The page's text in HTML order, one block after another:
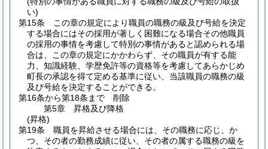
い)
第15条
この章の規定により職員の職務の級及び号給を決定
する場合にはその採用が著しく困難になる場合その他職員
の採用の事情を考慮して特別の事情があると認められる場
合は、この章の規定にかかわらず、その職員が有する能
力、知識経験、学歴免許等の資格等を考慮してあらかじめ
町長の承認を得て定める基準に従い、当該職員の職務の級
及び号給を決定することができる。
第16条から第18条まで
削除
第5章
昇格及び降格
(昇格)
第19条
職員を昇給させる場合には、その職務に応じ、か
つ、その者の勤務成績に従い、その者の属する職務の級を